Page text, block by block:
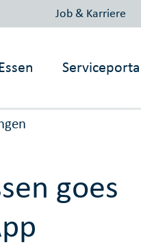
Job & Karriere
goes